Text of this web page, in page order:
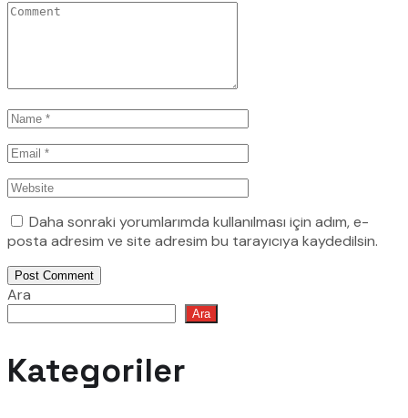
Daha sonraki yorumlarımda kullanılması için adım, e-
posta adresim ve site adresim bu tarayıcıya kaydedilsin.
Post Comment
Ara
Ara
Kategoriler